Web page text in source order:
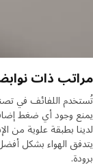
ذات نوابض
اللفائف في تصنيع
وجود أي ضغط إضافي
بطبقة علوية من
الهواء بشكل أفضل